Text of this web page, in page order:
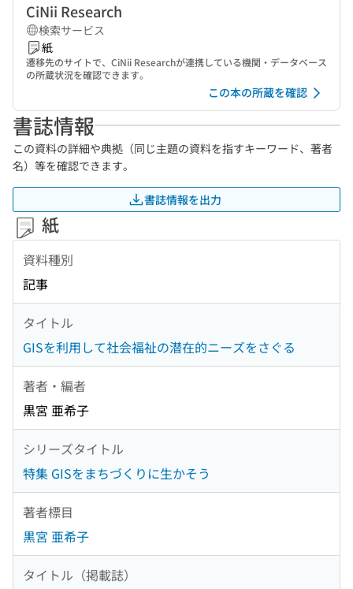
CiNii Research
検索サービス
紙
遷移先のサイトで、CiNii Researchが連携している機関・データベース
の所蔵状況を確認できます。
この本の所蔵を確認
書誌情報
この資料の詳細や典拠（同じ主題の資料を指すキーワード、著者
名）等を確認できます。
書誌情報を出力
紙
資料種別
記事
タイトル
GISを利用して社会福祉の潜在的ニーズをさぐる
著者・編者
黒宮 亜希子
シリーズタイトル
特集 GISをまちづくりに生かそう
著者標目
黒宮 亜希子
タイトル（掲載誌）